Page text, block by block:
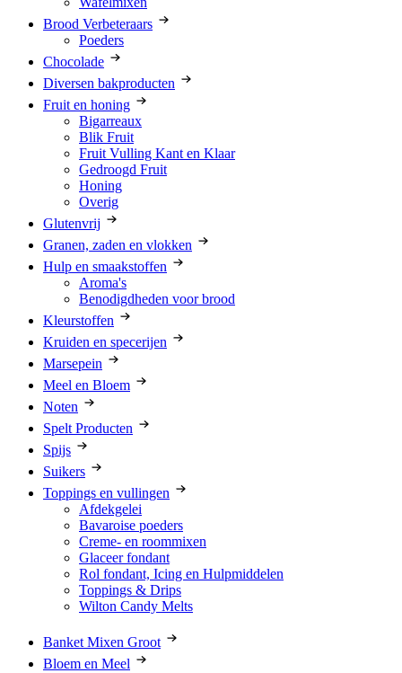
Brood Verbeteraars
Poeders
Chocolade
Diversen bakproducten
Fruit en honing
Bigarreaux
Blik Fruit
Fruit Vulling Kant en Klaar
Gedroogd Fruit
Honing
Overig
Glutenvrij
Granen, zaden en vlokken
Hulp en smaakstoffen
Aroma's
Benodigdheden voor brood
Kleurstoffen
Kruiden en specerijen
Marsepein
Meel en Bloem
Noten
Spelt Producten
Spijs
Suikers
Toppings en vullingen
Afdekgelei
Bavaroise poeders
Creme- en roommixen
Glaceer fondant
Rol fondant, Icing en Hulpmiddelen
Toppings & Drips
Wilton Candy Melts
Banket Mixen Groot
Bloem en Meel